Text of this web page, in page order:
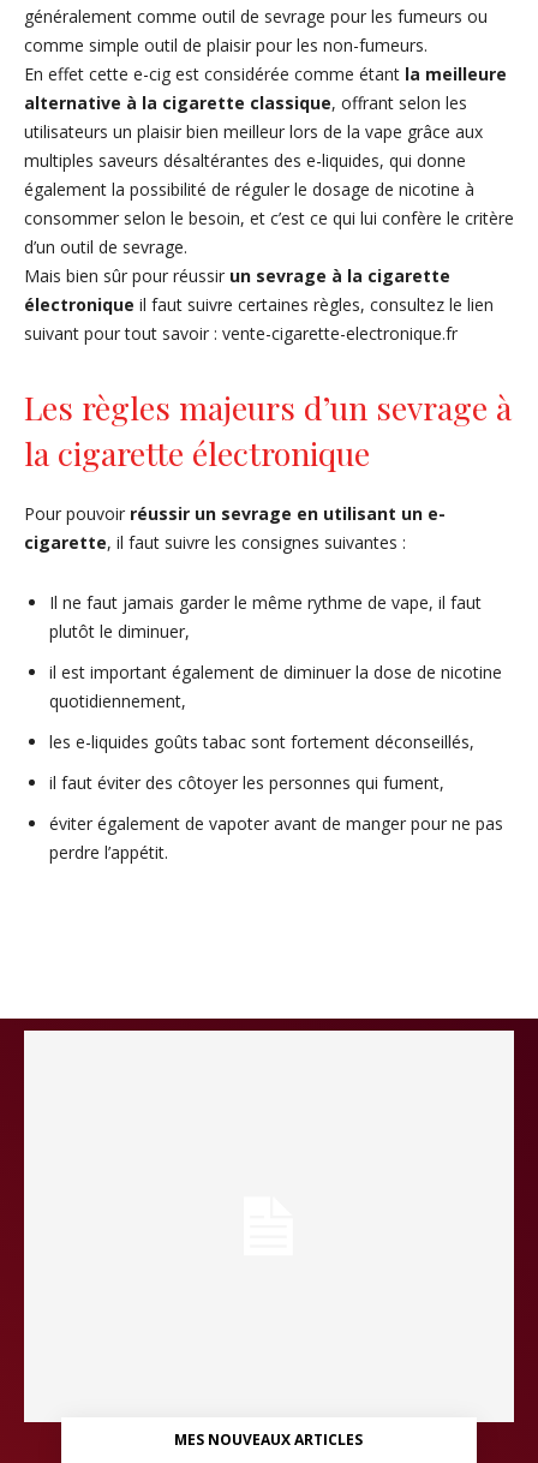
généralement comme outil de sevrage pour les fumeurs ou
comme simple outil de plaisir pour les non-fumeurs.
En effet cette e-cig est considérée comme étant la meilleure
alternative à la cigarette classique, offrant selon les
utilisateurs un plaisir bien meilleur lors de la vape grâce aux
multiples saveurs désaltérantes des e-liquides, qui donne
également la possibilité de réguler le dosage de nicotine à
consommer selon le besoin, et c’est ce qui lui confère le critère
d’un outil de sevrage.
Mais bien sûr pour réussir un sevrage à la cigarette
électronique il faut suivre certaines règles, consultez le lien
suivant pour tout savoir : vente-cigarette-electronique.fr
Les règles majeurs d’un sevrage à
la cigarette électronique
Pour pouvoir réussir un sevrage en utilisant un e-
cigarette, il faut suivre les consignes suivantes :
Il ne faut jamais garder le même rythme de vape, il faut
plutôt le diminuer,
il est important également de diminuer la dose de nicotine
quotidiennement,
les e-liquides goûts tabac sont fortement déconseillés,
il faut éviter des côtoyer les personnes qui fument,
éviter également de vapoter avant de manger pour ne pas
perdre l’appétit.
MES NOUVEAUX ARTICLES